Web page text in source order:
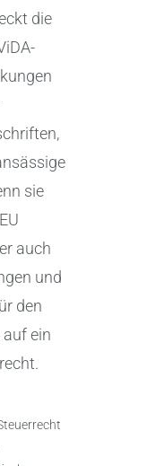
die
sie
auch
und
den
ein